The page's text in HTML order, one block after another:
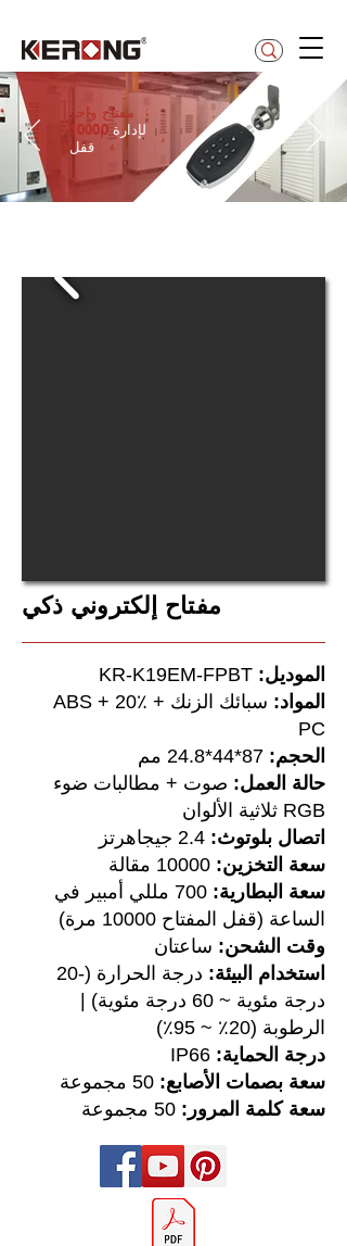
مفتاح واحد
لإدارة 10000
قفل
مفتاح إلكتروني ذكي
الموديل:
المواد:
سبائك الزنك + ABS + 20٪
PC
الحجم:
حالة العمل: صوت + مطالبات ضوء
RGB ثلاثية الألوان
اتصال بلوتوث:
سعة التخزين:
سعة البطارية:
700 مللي أمبير في
الساعة (قفل المفتاح 10000 مرة)
وقت الشحن: ساعتان
استخدام البيئة:
درجة الحرارة (-20
درجة مئوية ~ 60 درجة مئوية) |
الرطوبة (20٪ ~ 95٪)
درجة الحماية:
سعة بصمات الأصابع:
سعة كلمة المرور: